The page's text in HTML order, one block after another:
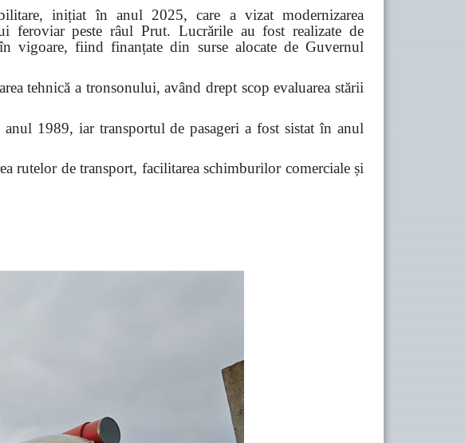
inițiat în anul 2025, care a vizat modernizarea
feroviar peste râul Prut. Lucrările au fost realizate de
vigoare, fiind finanțate din surse alocate de Guvernul
tehnică a tronsonului, având drept scop evaluarea stării
1989, iar transportul de pasageri a fost sistat în anul
rutelor de transport, facilitarea schimburilor comerciale și